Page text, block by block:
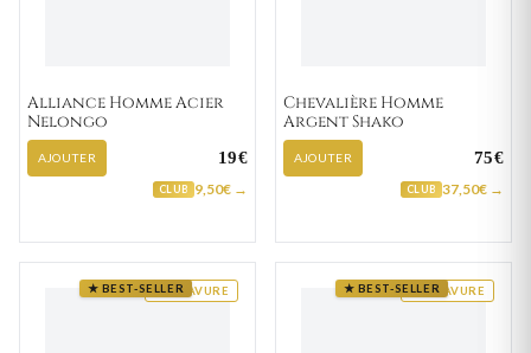
Alliance Homme Acier
Nelongo
AJOUTER 19€
CLUB 9,50€ →
Chevalière Homme
Argent Shako
AJOUTER 75€
CLUB 37,50€ →
GRAVURE
★ BEST-SELLER GRAVURE
★ BEST-SELLER